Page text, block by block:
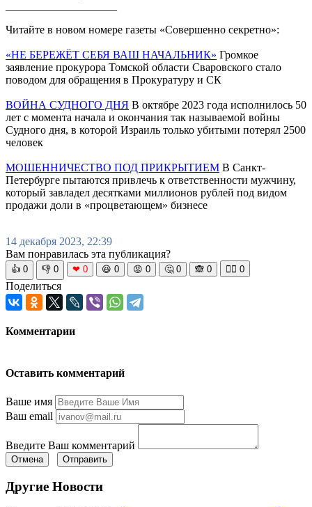
Читайте в новом номере газеты «Совершенно секретно»:
«НЕ БЕРЕЖЁТ СЕБЯ ВАШ НАЧАЛЬНИК» Громкое
заявление прокурора Томской области Сваровского стало
поводом для обращения в Прокуратуру и СК
ВОЙНА СУДНОГО ДНЯ В октябре 2023 года исполнилось 50
лет с момента начала и окончания так называемой войны
Судного дня, в которой Израиль только убитыми потерял 2500
человек
МОШЕННИЧЕСТВО ПОД ПРИКРЫТИЕМ В Санкт-
Петербурге пытаются привлечь к ответственности мужчину,
который завладел десятками миллионов рублей под видом
продажи доли в «процветающем» бизнесе
14 декабря 2023, 22:39
Вам понравилась эта публикация?
👍 0 👎 0 ❤ 0 😆 0 😡 0 🤔 0 🙈 0 🧘‍♀️ 0
Поделиться
Комментарии
Оставить комментарий
Ваше имя
Ваш email
Введите Ваш комментарий
Отмена Отправить
Другие Новости